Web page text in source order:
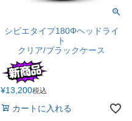
シビエタイプ180Φヘッドライ
ト
クリア/ブラックケース
¥13,200税込
カートに入れる